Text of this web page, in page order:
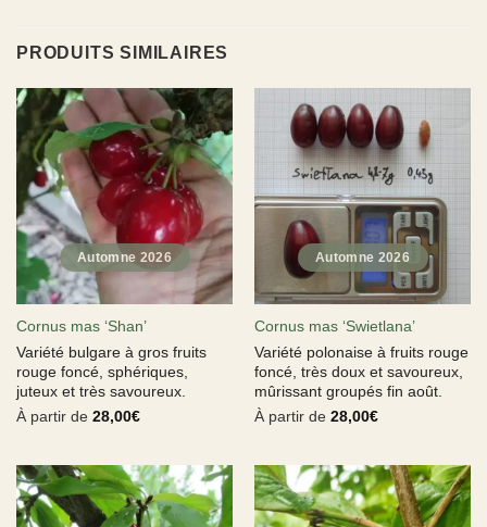
PRODUITS SIMILAIRES
Cornus mas ‘Shan’
Variété bulgare à gros fruits
rouge foncé, sphériques,
juteux et très savoureux.
À partir de 28,00€
Cornus mas ‘Swietlana’
Variété polonaise à fruits rouge
foncé, très doux et savoureux,
mûrissant groupés fin août.
À partir de 28,00€